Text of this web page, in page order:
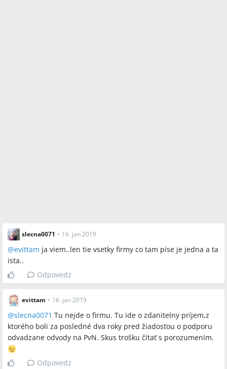
slecna0071 • 16. jan 2019
@evittam ja viem..len tie vsetky firmy co tam píse je jedna a ta
ista..
Odpovedz
evittam • 16. jan 2019
@slecna0071 Tu nejde o firmu. Tu ide o zdanitelny príjem,z
ktorého boli za posledné dva roky pred žiadosťou o podporu
odvadzane odvody na PvN. Skus trošku čítať s porozumením.
Odpovedz